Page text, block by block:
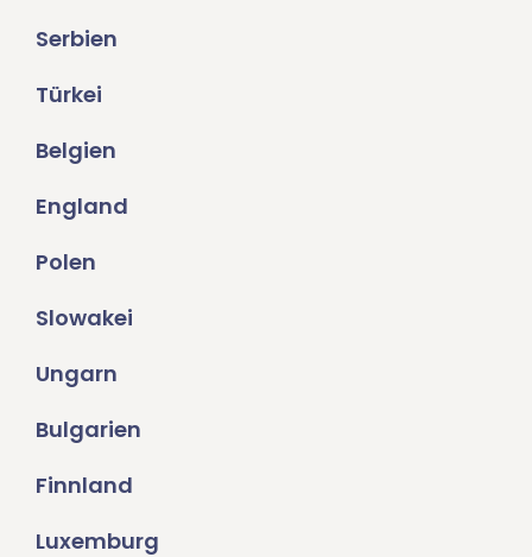
Serbien
Türkei
Belgien
England
Polen
Slowakei
Ungarn
Bulgarien
Finnland
Luxemburg